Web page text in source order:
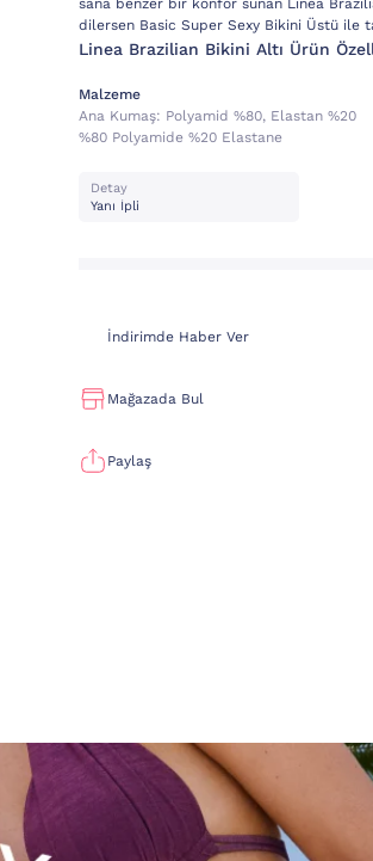
sana benzer bir konfor sunan Linea
dilersen Basic Super Sexy Bikini Üstü ile
Linea Brazilian Bikini Altı Ürün
Malzeme
Ana Kumaş: Polyamid %80, Elastan %20
%80 Polyamide %20 Elastane
Detay
Yanı İpli
İndirimde Haber Ver
Mağazada Bul
Paylaş